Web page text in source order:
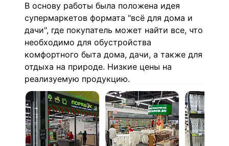
В основу работы была положена идея
супермаркетов формата "всё для дома и
дачи", где покупатель может найти все, что
необходимо для обустройства
комфортного быта дома, дачи, а также для
отдыха на природе. Низкие цены на
реализуемую продукцию.